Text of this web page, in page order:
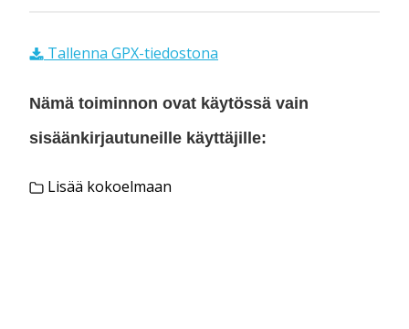
Tallenna GPX-tiedostona
Nämä toiminnon ovat käytössä vain
sisäänkirjautuneille käyttäjille:
Lisää kokoelmaan